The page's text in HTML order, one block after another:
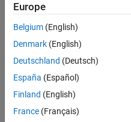
correspondant
à vos
critères
de
recherche.
Vous
pouvez
élargir
votre
Europe
Belgium (English)
Denmark (English)
Deutschland (Deutsch)
España (Español)
Finland (English)
France (Français)